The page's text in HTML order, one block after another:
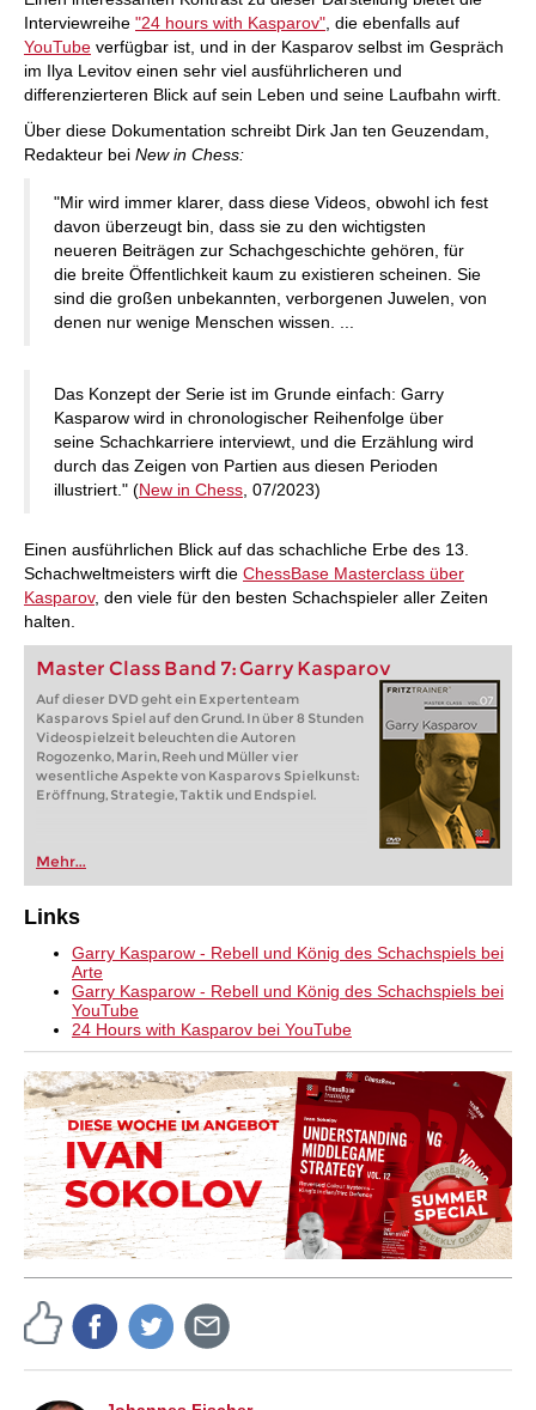
Interviewreihe "24 hours with Kasparov" , die ebenfalls auf
YouTube verfügbar ist, und in der Kasparov selbst im Gespräch
im Ilya Levitov einen sehr viel ausführlicheren und
differenzierteren Blick auf sein Leben und seine Laufbahn wirft.
Über diese Dokumentation schreibt Dirk Jan ten Geuzendam,
Redakteur bei New in Chess:
"Mir wird immer klarer, dass diese Videos, obwohl ich fest
davon überzeugt bin, dass sie zu den wichtigsten
neueren Beiträgen zur Schachgeschichte gehören, für
die breite Öffentlichkeit kaum zu existieren scheinen. Sie
sind die großen unbekannten, verborgenen Juwelen, von
denen nur wenige Menschen wissen. ...
Das Konzept der Serie ist im Grunde einfach: Garry
Kasparow wird in chronologischer Reihenfolge über
seine Schachkarriere interviewt, und die Erzählung wird
durch das Zeigen von Partien aus diesen Perioden
illustriert." (New in Chess , 07/2023)
Einen ausführlichen Blick auf das schachliche Erbe des 13.
Schachweltmeisters wirft die ChessBase Masterclass über
Kasparov, den viele für den besten Schachspieler aller Zeiten
halten.
Master Class Band 7: Garry Kasparov
Auf dieser DVD geht ein Expertenteam
Kasparovs Spiel auf den Grund. In über 8 Stunden
Videospielzeit beleuchten die Autoren
Rogozenko, Marin, Reeh und Müller vier
wesentliche Aspekte von Kasparovs Spielkunst:
Eröffnung, Strategie, Taktik und Endspiel.
Mehr...
Links
Garry Kasparow - Rebell und König des Schachspiels bei
Arte
Garry Kasparow - Rebell und König des Schachspiels bei
YouTube
24 Hours with Kasparov bei YouTube